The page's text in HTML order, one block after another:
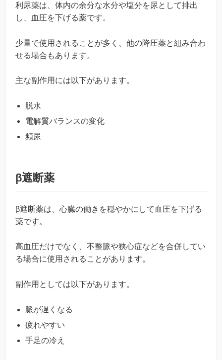
利尿薬は、体内の余分な水分や塩分を尿として排出
し、血圧を下げる薬です。
少量で使用されることが多く、他の降圧薬と組み合わ
せる場合もあります。
主な副作用には以下があります。
脱水
電解質バランスの変化
頻尿
β遮断薬
β遮断薬は、心臓の働きを穏やかにして血圧を下げる
薬です。
高血圧だけでなく、不整脈や狭心症などを合併してい
る場合に使用されることがあります。
副作用としては以下があります。
脈が遅くなる
疲れやすい
手足の冷え